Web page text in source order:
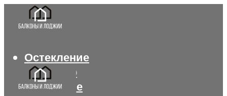
Остекление
Интерьер
Утепление